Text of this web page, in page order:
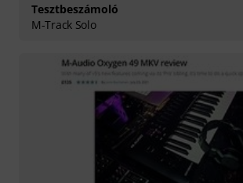
Tesztbeszámoló
M-Track Solo